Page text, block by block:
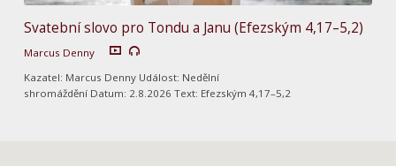
Svatební slovo pro Tondu a Janu (Efezským 4,17–5,2)
Marcus Denny
Kazatel: Marcus Denny Událost: Nedělní
shromáždění Datum: 2.8.2026 Text: Efezským 4,17–5,2